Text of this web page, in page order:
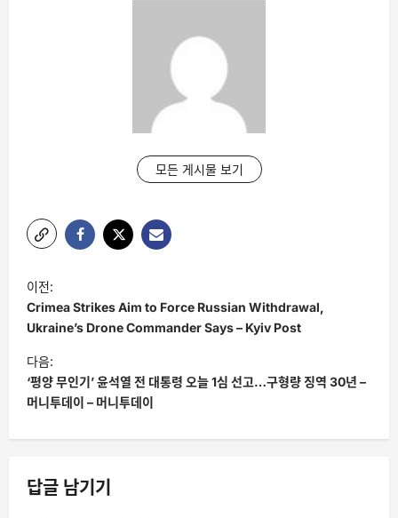
모든 게시물 보기
글
탐
색
이전:
Crimea Strikes Aim to Force Russian Withdrawal,
Ukraine’s Drone Commander Says – Kyiv Post
다음:
‘평양 무인기’ 윤석열 전 대통령 오늘 1심 선고…구형량 징역 30년 –
머니투데이 – 머니투데이
답글 남기기